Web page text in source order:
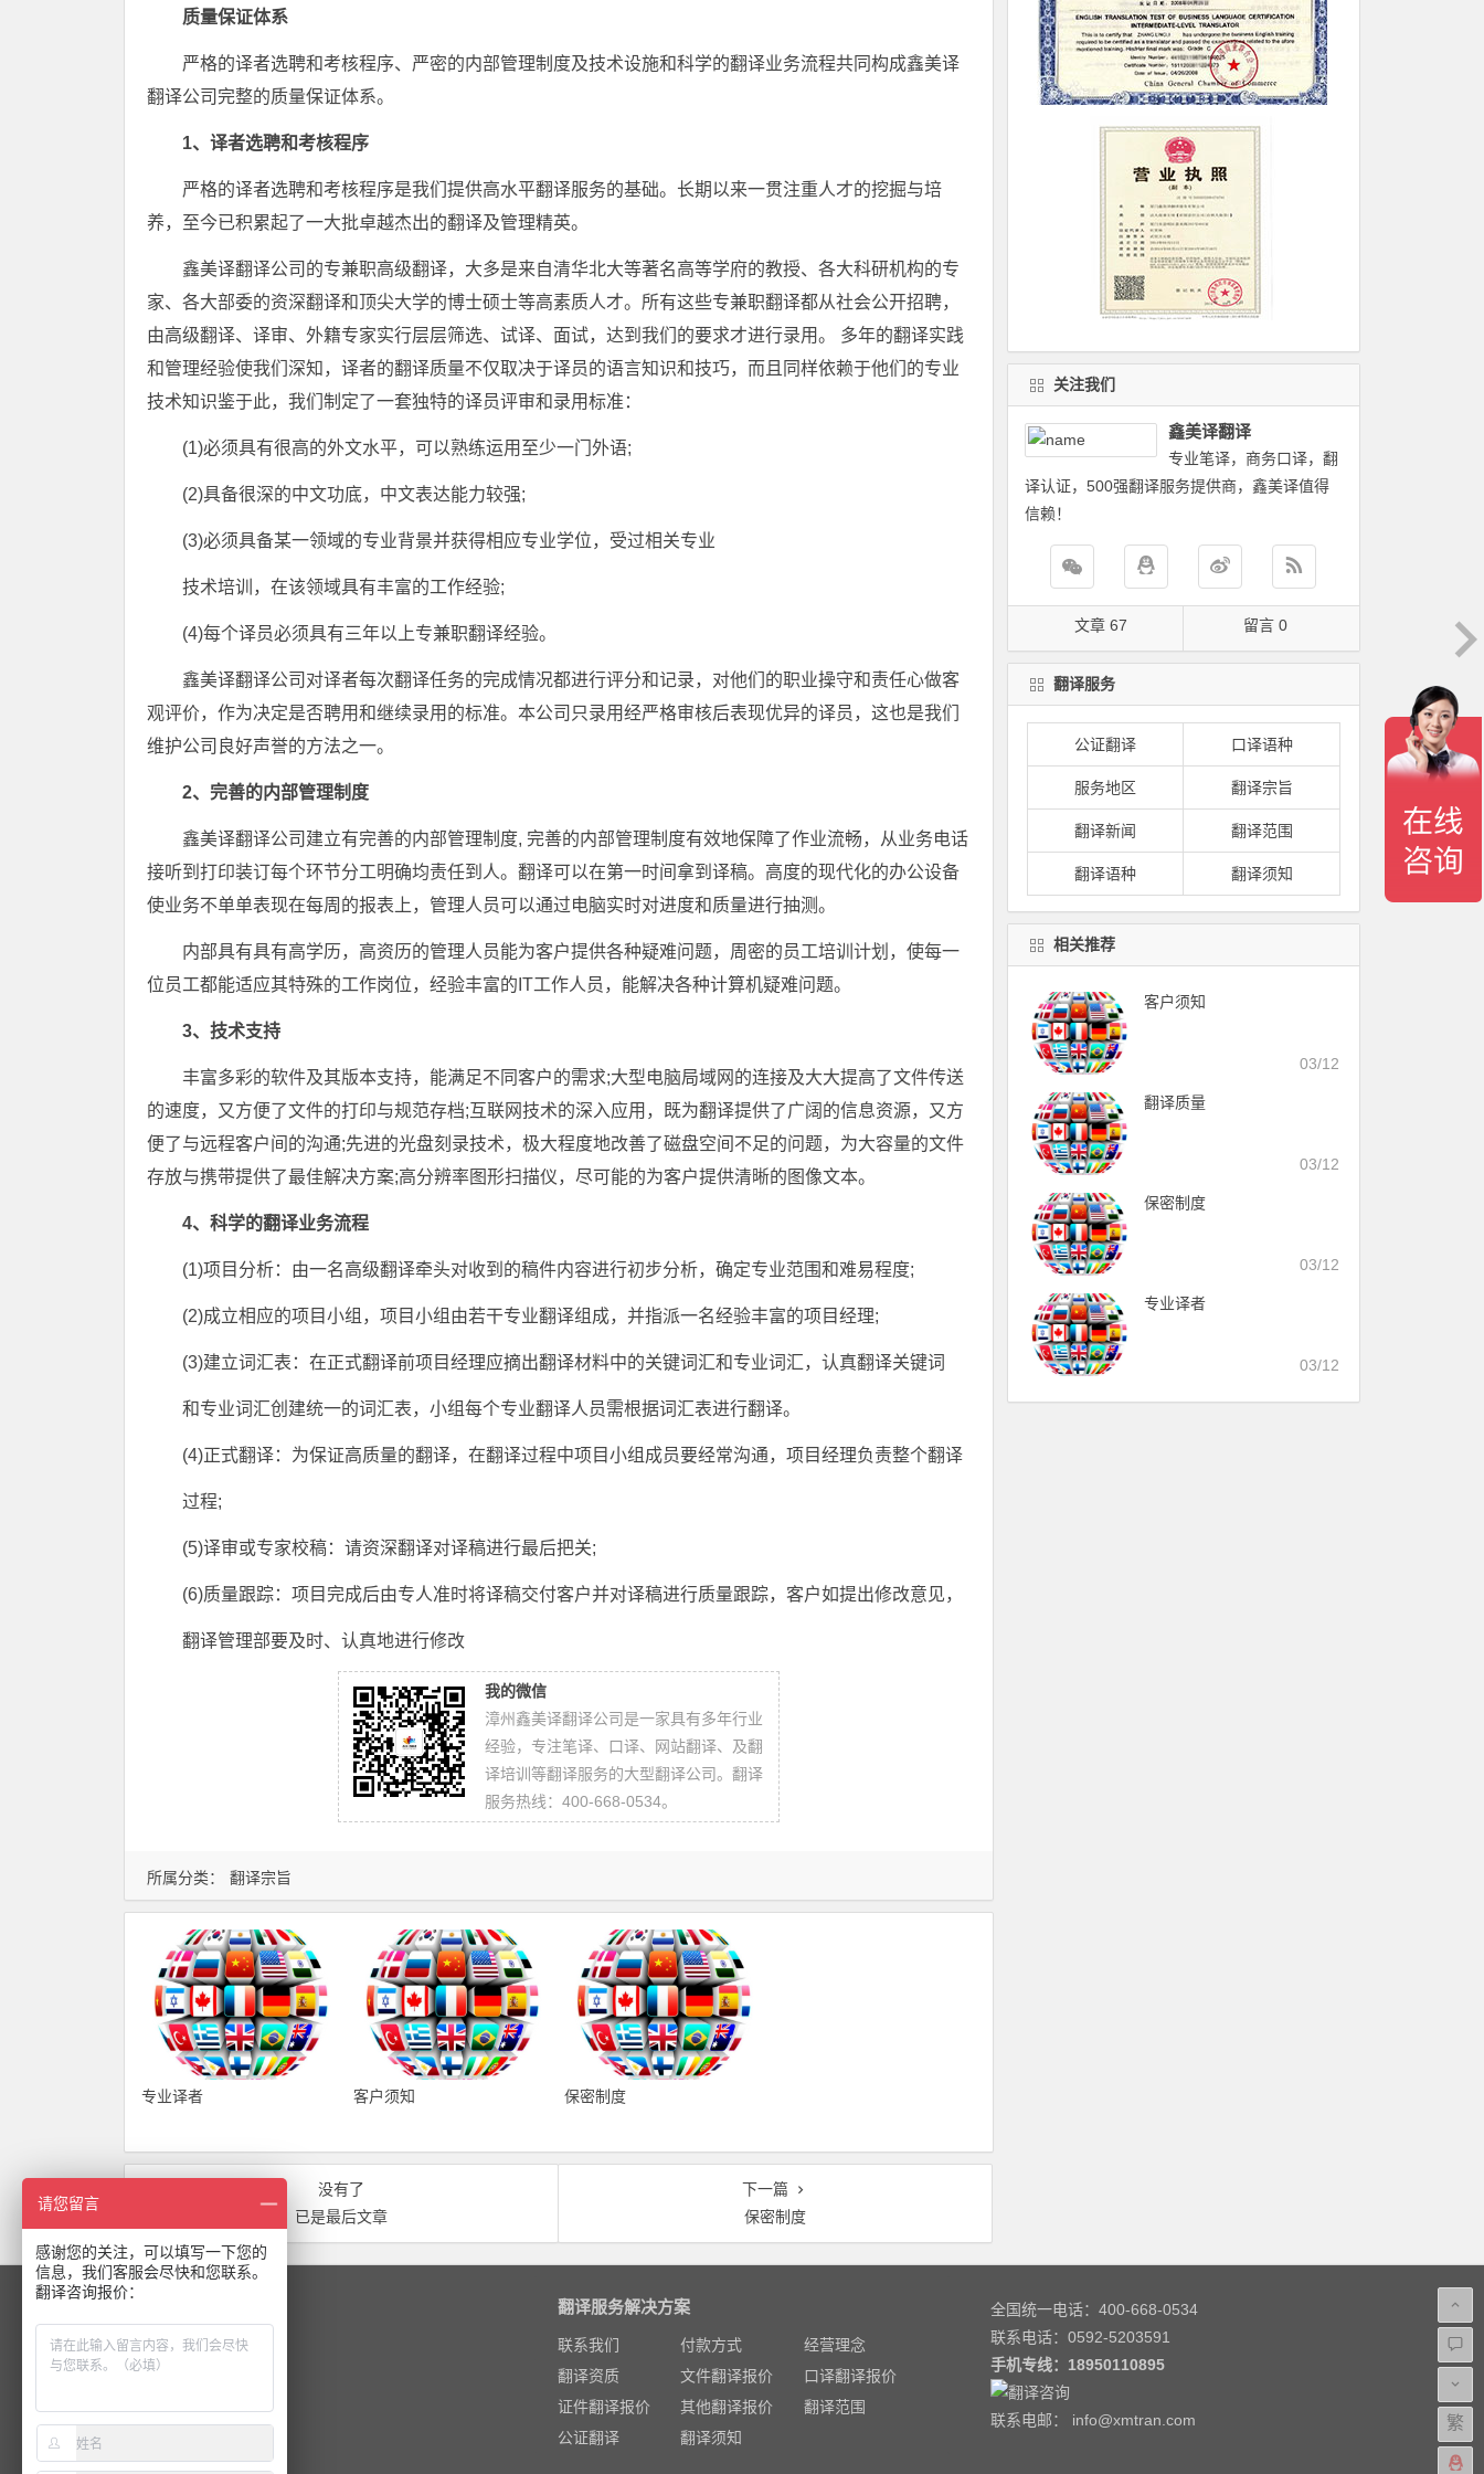
所属分类： 翻译宗旨
质量保证体系
严格的译者选聘和考核程序、严密的内部管理制度及技术设施和科学的翻译业务流程共同构成鑫美译
翻译公司完整的质量保证体系。
1、译者选聘和考核程序
严格的译者选聘和考核程序是我们提供高水平翻译服务的基础。长期以来一贯注重人才的挖掘与培
养，至今已积累起了一大批卓越杰出的翻译及管理精英。
鑫美译翻译公司的专兼职高级翻译，大多是来自清华北大等著名高等学府的教授、各大科研机构的专
家、各大部委的资深翻译和顶尖大学的博士硕士等高素质人才。所有这些专兼职翻译都从社会公开招聘，
由高级翻译、译审、外籍专家实行层层筛选、试译、面试，达到我们的要求才进行录用。 多年的翻译实践
和管理经验使我们深知，译者的翻译质量不仅取决于译员的语言知识和技巧，而且同样依赖于他们的专业
技术知识鉴于此，我们制定了一套独特的译员评审和录用标准：
(1)必须具有很高的外文水平，可以熟练运用至少一门外语;
(2)具备很深的中文功底，中文表达能力较强;
(3)必须具备某一领域的专业背景并获得相应专业学位，受过相关专业
技术培训，在该领域具有丰富的工作经验;
(4)每个译员必须具有三年以上专兼职翻译经验。
鑫美译翻译公司对译者每次翻译任务的完成情况都进行评分和记录，对他们的职业操守和责任心做客
观评价，作为决定是否聘用和继续录用的标准。本公司只录用经严格审核后表现优异的译员，这也是我们
维护公司良好声誉的方法之一。
2、完善的内部管理制度
鑫美译翻译公司建立有完善的内部管理制度, 完善的内部管理制度有效地保障了作业流畅，从业务电话
接听到打印装订每个环节分工明确均责任到人。翻译可以在第一时间拿到译稿。高度的现代化的办公设备
使业务不单单表现在每周的报表上，管理人员可以通过电脑实时对进度和质量进行抽测。
内部具有具有高学历，高资历的管理人员能为客户提供各种疑难问题，周密的员工培训计划，使每一
位员工都能适应其特殊的工作岗位，经验丰富的IT工作人员，能解决各种计算机疑难问题。
3、技术支持
丰富多彩的软件及其版本支持，能满足不同客户的需求;大型电脑局域网的连接及大大提高了文件传送
的速度，又方便了文件的打印与规范存档;互联网技术的深入应用，既为翻译提供了广阔的信息资源，又方
便了与远程客户间的沟通;先进的光盘刻录技术，极大程度地改善了磁盘空间不足的问题，为大容量的文件
存放与携带提供了最佳解决方案;高分辨率图形扫描仪，尽可能的为客户提供清晰的图像文本。
4、科学的翻译业务流程
(1)项目分析：由一名高级翻译牵头对收到的稿件内容进行初步分析，确定专业范围和难易程度;
(2)成立相应的项目小组，项目小组由若干专业翻译组成，并指派一名经验丰富的项目经理;
(3)建立词汇表：在正式翻译前项目经理应摘出翻译材料中的关键词汇和专业词汇，认真翻译关键词
和专业词汇创建统一的词汇表，小组每个专业翻译人员需根据词汇表进行翻译。
(4)正式翻译：为保证高质量的翻译，在翻译过程中项目小组成员要经常沟通，项目经理负责整个翻译
过程;
(5)译审或专家校稿：请资深翻译对译稿进行最后把关;
(6)质量跟踪：项目完成后由专人准时将译稿交付客户并对译稿进行质量跟踪，客户如提出修改意见，
翻译管理部要及时、认真地进行修改
我的微信
漳州鑫美译翻译公司是一家具有多年行业
经验，专注笔译、口译、网站翻译、及翻
译培训等翻译服务的大型翻译公司。翻译
服务热线：400-668-0534。
专业译者 客户须知 保密制度
没有了
已是最后文章
下一篇
保密制度
关注我们
鑫美译翻译
专业笔译，商务口译，翻
译认证，500强翻译服务提供商，鑫美译值得
信赖！
文章 67 留言 0
翻译服务
公证翻译 口译语种
服务地区 翻译宗旨
翻译新闻 翻译范围
翻译语种 翻译须知
相关推荐
客户须知
03/12
翻译质量
03/12
保密制度
03/12
专业译者
03/12
翻译服务解决方案
联系我们 付款方式
经营理念
翻译资质
文件翻译报价
口译翻译报价
证件翻译报价
其他翻译报价
翻译范围
公证翻译
翻译须知
全国统一电话：400-668-0534
联系电话：0592-5203591
手机专线： 18950110895
联系电邮： info@xmtran.com 繁
请您留言
感谢您的关注，可以填写一下您的
信息，我们客服会尽快和您联系。
翻译咨询报价：